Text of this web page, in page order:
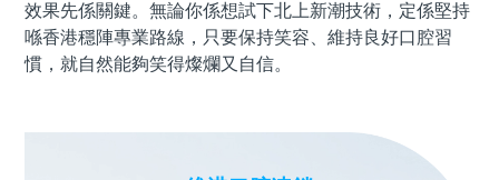
效果先係關鍵。無論你係想試下北上新潮技術，定係堅持
喺香港穩陣專業路線，只要保持笑容、維持良好口腔習
慣，就自然能夠笑得燦爛又自信。